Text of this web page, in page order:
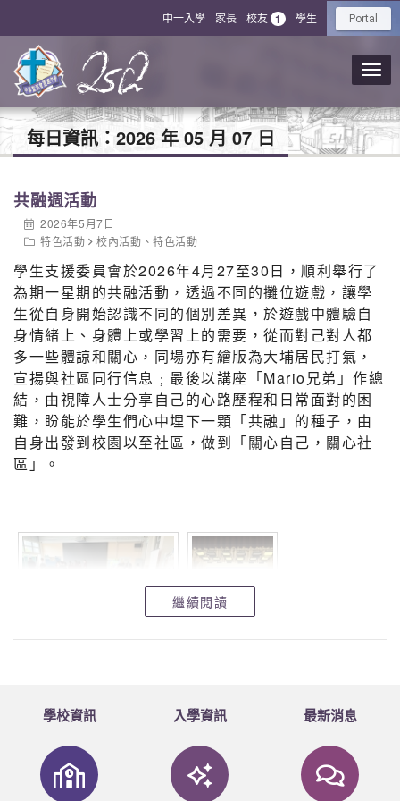
中一入學 家長 校友 1 學生 Portal
每日資訊： 2026 年 05 月 07 日
共融週活動
2026年5月7日
特色活動
校內活動 、特色活動
學生支援委員會於2026年4月27至30日，順利舉行了
為期一星期的共融活動，透過不同的攤位遊戲，讓學
生從自身開始認識不同的個別差異，於遊戲中體驗自
身情緒上、身體上或學習上的需要，從而對己對人都
多一些體諒和關心，同場亦有繪版為大埔居民打氣，
宣揚與社區同行信息﹔最後以講座「Mario兄弟」作總
結，由視障人士分享自己的心路歷程和日常面對的困
難，盼能於學生們心中埋下一顆「共融」的種子，由
自身出發到校園以至社區，做到「關心自己，關心社
區」。
繼續閱讀
學校資訊 入學資訊 最新消息